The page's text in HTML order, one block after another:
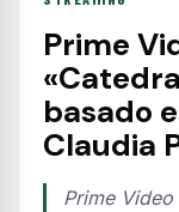
Prime
basado
Claudia
Prime